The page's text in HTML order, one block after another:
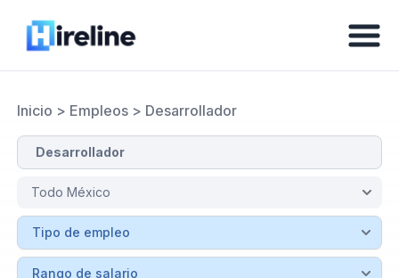
Inicio > Empleos> Desarrollador